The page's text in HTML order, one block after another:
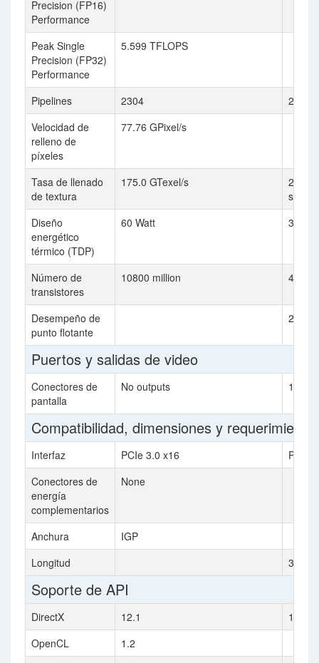
Precision (FP16)
Performance
Peak Single
Precision (FP32)
Performance
5.599 TFLOPS
Pipelines 2304
2x
Velocidad de
relleno de
píxeles
77.76 GPixel/s
Tasa de llenado
de textura
175.0 GTexel/s
2x
sec
Diseño
energético
térmico (TDP)
60 Watt 375
Número de
transistores
10800 million 4,313
Desempeño de
punto flotante
2x
Puertos y salidas de video
Conectores de
pantalla
No outputs 1x
Compatibilidad, dimensiones y
Interfaz PCIe 3.0 x16
PCIe
Conectores de
energía
complementarios
None
Anchura
IGP
Longitud
307
Soporte de API
DirectX 12.1
12.0
OpenCL
1.2